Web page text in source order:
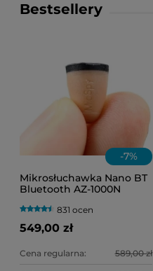
Bestsellery
-7%
Mikrosłuchawka Nano BT
Bluetooth AZ-1000N
831 ocen
549,00 zł
Cena regularna: 589,00 zł